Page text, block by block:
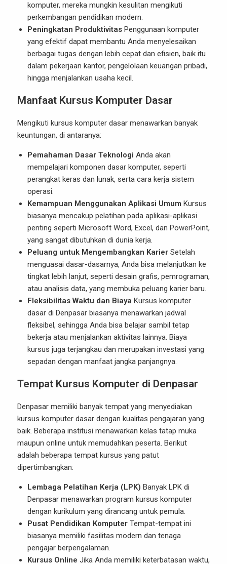
komputer, mereka mungkin kesulitan mengikuti
perkembangan pendidikan modern.
Peningkatan Produktivitas Penggunaan komputer
yang efektif dapat membantu Anda menyelesaikan
berbagai tugas dengan lebih cepat dan efisien, baik itu
dalam pekerjaan kantor, pengelolaan keuangan pribadi,
hingga menjalankan usaha kecil.
Manfaat Kursus Komputer Dasar
Mengikuti kursus komputer dasar menawarkan banyak
keuntungan, di antaranya:
Pemahaman Dasar Teknologi Anda akan
mempelajari komponen dasar komputer, seperti
perangkat keras dan lunak, serta cara kerja sistem
operasi.
Kemampuan Menggunakan Aplikasi Umum Kursus
biasanya mencakup pelatihan pada aplikasi-aplikasi
penting seperti Microsoft Word, Excel, dan PowerPoint,
yang sangat dibutuhkan di dunia kerja.
Peluang untuk Mengembangkan Karier Setelah
menguasai dasar-dasarnya, Anda bisa melanjutkan ke
tingkat lebih lanjut, seperti desain grafis, pemrograman,
atau analisis data, yang membuka peluang karier baru.
Fleksibilitas Waktu dan Biaya Kursus komputer
dasar di Denpasar biasanya menawarkan jadwal
fleksibel, sehingga Anda bisa belajar sambil tetap
bekerja atau menjalankan aktivitas lainnya. Biaya
kursus juga terjangkau dan merupakan investasi yang
sepadan dengan manfaat jangka panjangnya.
Tempat Kursus Komputer di Denpasar
Denpasar memiliki banyak tempat yang menyediakan
kursus komputer dasar dengan kualitas pengajaran yang
baik. Beberapa institusi menawarkan kelas tatap muka
maupun online untuk memudahkan peserta. Berikut
adalah beberapa tempat kursus yang patut
dipertimbangkan:
Lembaga Pelatihan Kerja (LPK) Banyak LPK di
Denpasar menawarkan program kursus komputer
dengan kurikulum yang dirancang untuk pemula.
Pusat Pendidikan Komputer Tempat-tempat ini
biasanya memiliki fasilitas modern dan tenaga
pengajar berpengalaman.
Kursus Online Jika Anda memiliki keterbatasan waktu,